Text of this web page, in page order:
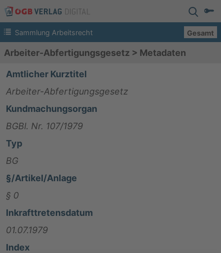
Sammlung Arbeitsrecht Gesamt
Arbeiter-Abfertigungsgesetz > Metadaten
Amtlicher Kurztitel
Arbeiter-Abfertigungsgesetz
Kundmachungsorgan
BGBl. Nr. 107/1979
Typ
BG
§/Artikel/Anlage
§ 0
Inkrafttretensdatum
01.07.1979
Index